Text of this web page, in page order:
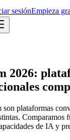
sesiónEmpieza
2026:
plataformas
Comparamos
de IA y